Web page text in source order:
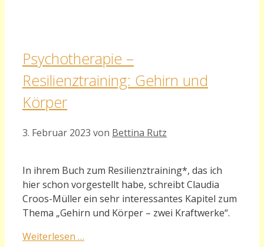
Psychotherapie –
Resilienztraining: Gehirn und
Körper
3. Februar 2023 von Bettina Rutz
In ihrem Buch zum Resilienztraining*, das ich
hier schon vorgestellt habe, schreibt Claudia
Croos-Müller ein sehr interessantes Kapitel zum
Thema „Gehirn und Körper – zwei Kraftwerke“.
Weiterlesen …